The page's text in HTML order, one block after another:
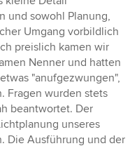
und sowohl Planung,
Umgang vorbildlich
preislich kamen wir
Nenner und hatten
"anufgezwungen",
Fragen wurden stets
beantwortet. Der
unseres
Die Ausführung und der